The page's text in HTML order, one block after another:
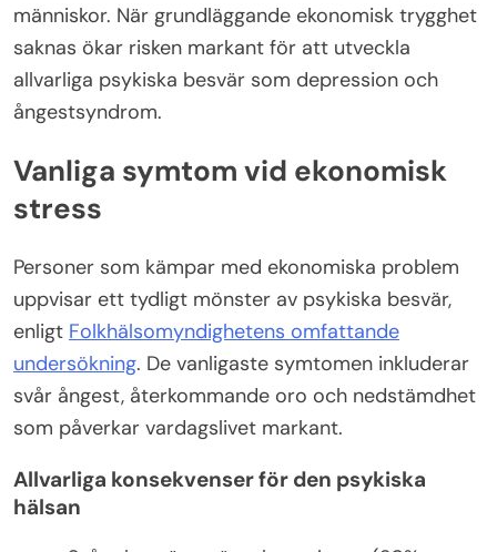
människor. När grundläggande ekonomisk trygghet
saknas ökar risken markant för att utveckla
allvarliga psykiska besvär som depression och
ångestsyndrom.
Vanliga symtom vid ekonomisk
stress
Personer som kämpar med ekonomiska problem
uppvisar ett tydligt mönster av psykiska besvär,
enligt Folkhälsomyndighetens omfattande
undersökning. De vanligaste symtomen inkluderar
svår ångest, återkommande oro och nedstämdhet
som påverkar vardagslivet markant.
Allvarliga konsekvenser för den psykiska
hälsan